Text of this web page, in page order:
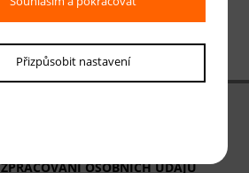
OSOBNÍCH ÚDAJŮ
Přizpůsobit nastavení